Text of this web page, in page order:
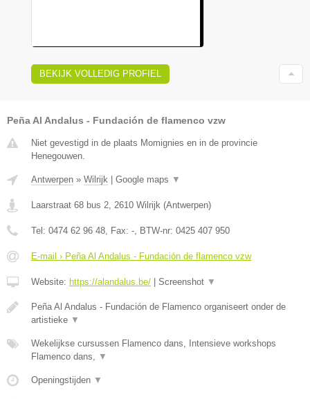
BEKIJK VOLLEDIG PROFIEL
Peña Al Andalus - Fundación de flamenco vzw
Niet gevestigd in de plaats Momignies en in de provincie
Henegouwen.
Antwerpen » Wilrijk | Google maps ▼
Laarstraat 68 bus 2 2610 Wilrijk (Antwerpen)
Tel: 0474 62 96 48 , Fax: - , BTW-nr: 0425 407 950
E-mail › Peña Al Andalus - Fundación de flamenco vzw
Website: https://alandalus.be/ | Screenshot ▼
Peña Al Andalus - Fundación de Flamenco organiseert onder de
artistieke ▼
Wekelijkse cursussen Flamenco dans, Intensieve workshops
Flamenco dans,
▼
Openingstijden ▼